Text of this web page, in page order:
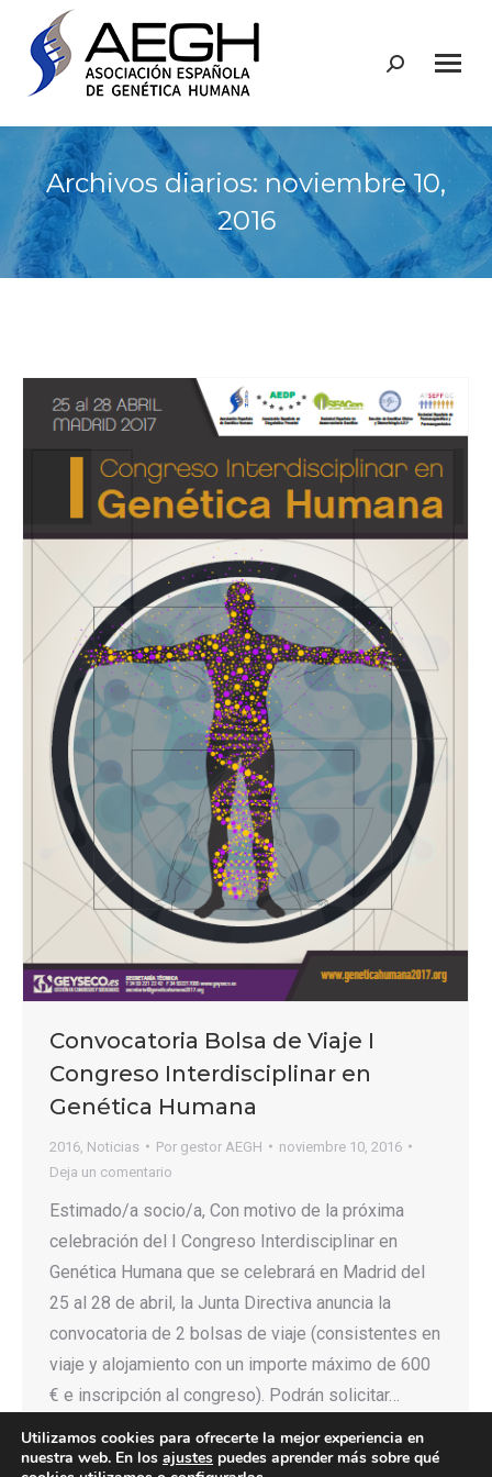
Buscar:
Archivos diarios: noviembre 10,
2016
Convocatoria Bolsa de Viaje I
Congreso Interdisciplinar en
Genética Humana
2016 Noticias Por gestor AEGH
noviembre 10, 2016
Deja un comentario
Estimado/a socio/a, Con motivo de la próxima
celebración del I Congreso Interdisciplinar en
Genética Humana que se celebrará en Madrid del
25 al 28 de abril, la Junta Directiva anuncia la
convocatoria de 2 bolsas de viaje (consistentes en
viaje y alojamiento con un importe máximo de 600
€ e inscripción al congreso). Podrán solicitar…
Utilizamos cookies para ofrecerte la mejor experiencia en
nuestra web. En los ajustes puedes aprender más sobre qué